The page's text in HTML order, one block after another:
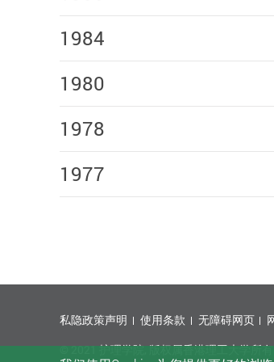
1984
1980
1978
1977
私隐政策声明 使用条款 无障碍网页
© 2021 护理学院, 版权属香港理工大学所有